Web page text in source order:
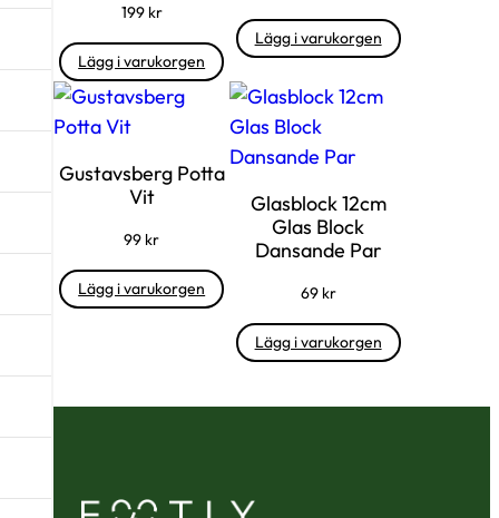
199 kr
Lägg i varukorgen
Lägg i varukorgen
Gustavsberg Potta
Vit
99 kr
Lägg i varukorgen
Glasblock 12cm
Glas Block
Dansande Par
69 kr
Lägg i varukorgen